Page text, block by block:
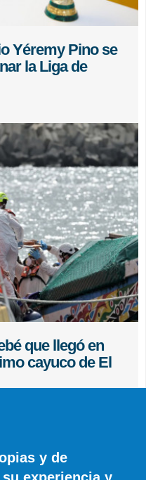
Yéremy Pino se
la Liga de
que llegó en
cayuco de El
y de